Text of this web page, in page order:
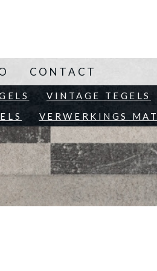
VINTAGE TEGELS
VERWERKINGS
CONTACT